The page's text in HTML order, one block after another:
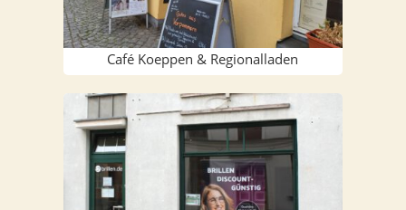
Café Koep­pen & Regionalladen